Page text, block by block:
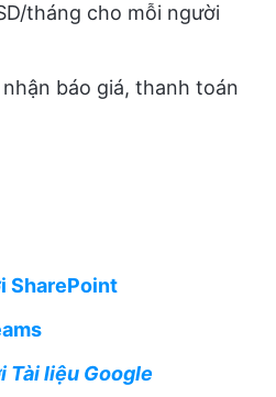
tháng cho mỗi người
báo giá, thanh toán
SharePoint
Tài liệu Google